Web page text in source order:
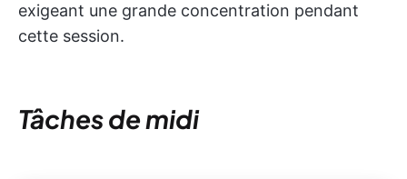
exigeant une grande concentration pendant
cette session.
Tâches de midi